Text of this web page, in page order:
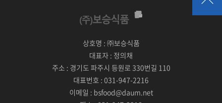
상호명 : ㈜보승식품
대표자 : 정의채
주소 : 경기도 파주시 등원로 330번길 110
대표번호 : 031-947-2216
이메일 : bsfood@daum.net